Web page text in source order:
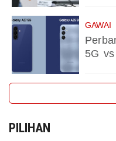
GAWAI
5G
PILIHAN